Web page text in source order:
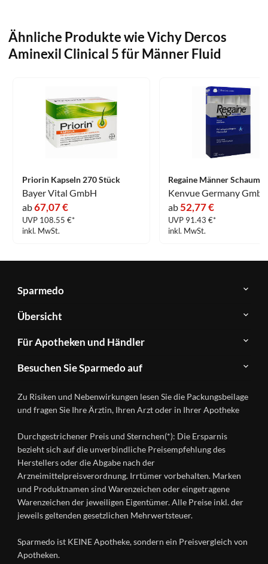
Ähnliche Produkte wie Vichy Dercos
Aminexil Clinical 5 für Männer Fluid
Priorin Kapseln 270 Stück
Bayer Vital GmbH
ab67,07 €
UVP 108.55 €*
inkl. MwSt.
ab52,77 €
UVP 91.43 €*
inkl. MwSt.
Sparmedo
Über
Sparmedo
FAQ
Kontakt
Datenschutz
Nutzungsbedingungen
Übersicht
Herstellerverzeichnis
Produkte
A-
Ratgeber
Wirkstoffe
Gesundheitsmagazin
Für Apotheken und Händler
&
Händlerlogin
Besuchen Sie Sparmedo auf
Instagram
Zu Risiken und Nebenwirkungen lesen Sie die Packungsbeilage
und fragen Sie Ihre Ärztin, Ihren Arzt oder in Ihrer Apotheke
Durchgestrichener Preis und Sternchen(*): Die Ersparnis
bezieht sich auf die unverbindliche Preisempfehlung des
Herstellers oder die Abgabe nach der
Arzneimittelpreisverordnung. Irrtümer vorbehalten. Marken
und Produktnamen sind Warenzeichen oder eingetragene
Warenzeichen der jeweiligen Eigentümer. Alle Preise inkl. der
jeweils geltenden gesetzlichen Mehrwertsteuer.
Sparmedo ist KEINE Apotheke, sondern ein Preisvergleich von
Apotheken.